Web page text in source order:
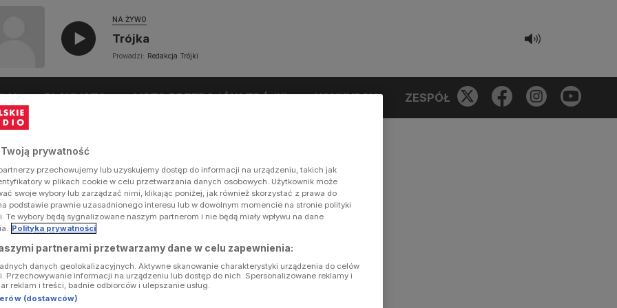
NA ŻYWO
Trójka
Prowadzi: Redakcja Trójki
PLAYLISTA LISTA PRZEBOJÓW TRÓJKI KONKURSY ZESPÓŁ
Twoją prywatność
przechowujemy lub uzyskujemy dostęp do informacji na urządzeniu, takich jak
w plikach cookie w celu przetwarzania danych osobowych. Użytkownik może
swoje wybory lub zarządzać nimi, klikając poniżej, jak również skorzystać z prawa do
podstawie prawnie uzasadnionego interesu lub w dowolnym momencie na stronie polityki
Te wybory będą sygnalizowane naszym partnerom i nie będą miały wpływu na dane
Polityka prywatności
partnerami przetwarzamy dane w celu zapewnienia:
danych geolokalizacyjnych. Aktywne skanowanie charakterystyki urządzenia do celów
Przechowywanie informacji na urządzeniu lub dostęp do nich. Spersonalizowane reklamy i
reklam i treści, badnie odbiorców i ulepszanie usług.
(dostawców)